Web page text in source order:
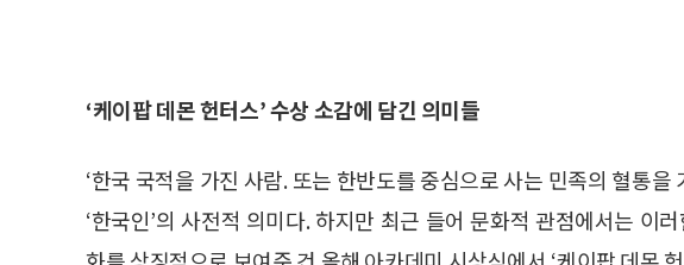
‘케이팝 데몬 헌터스’ 수상 소감에 담긴 의미들
‘한국 국적을 가진 사람. 또는 한반도를 중심으로 사는 민족의 혈통을
‘한국인’의 사전적 의미다. 하지만 최근 들어 문화적 관점에서는 이